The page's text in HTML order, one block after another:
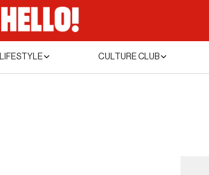
LIFESTYLE CULTURE CLUB